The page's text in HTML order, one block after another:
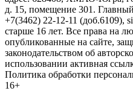
д. 15, помещение 301.
+7(3462) 22-12-11 (доб.6109),
старше 16 лет. Все права на
опубликованные на сайте,
законодательством об
использовании активная
Политика обработки
16+